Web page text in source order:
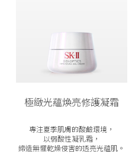
極緻光蘊煥亮修護凝霜
專注夏季肌膚的酸鹼環境，
以弱酸性凝乳霜，
締造無懼乾燥侵害的透亮光蘊肌。